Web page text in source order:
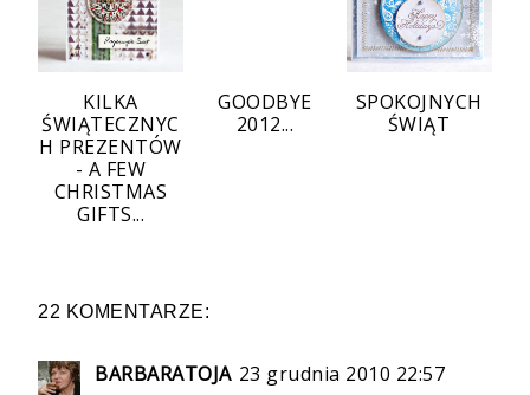
KILKA
ŚWIĄTECZNYC
H PREZENTÓW
- A FEW
CHRISTMAS
GIFTS...
GOODBYE
2012...
SPOKOJNYCH
ŚWIĄT
22 KOMENTARZE:
BARBARATOJA 23 grudnia 2010 22:57